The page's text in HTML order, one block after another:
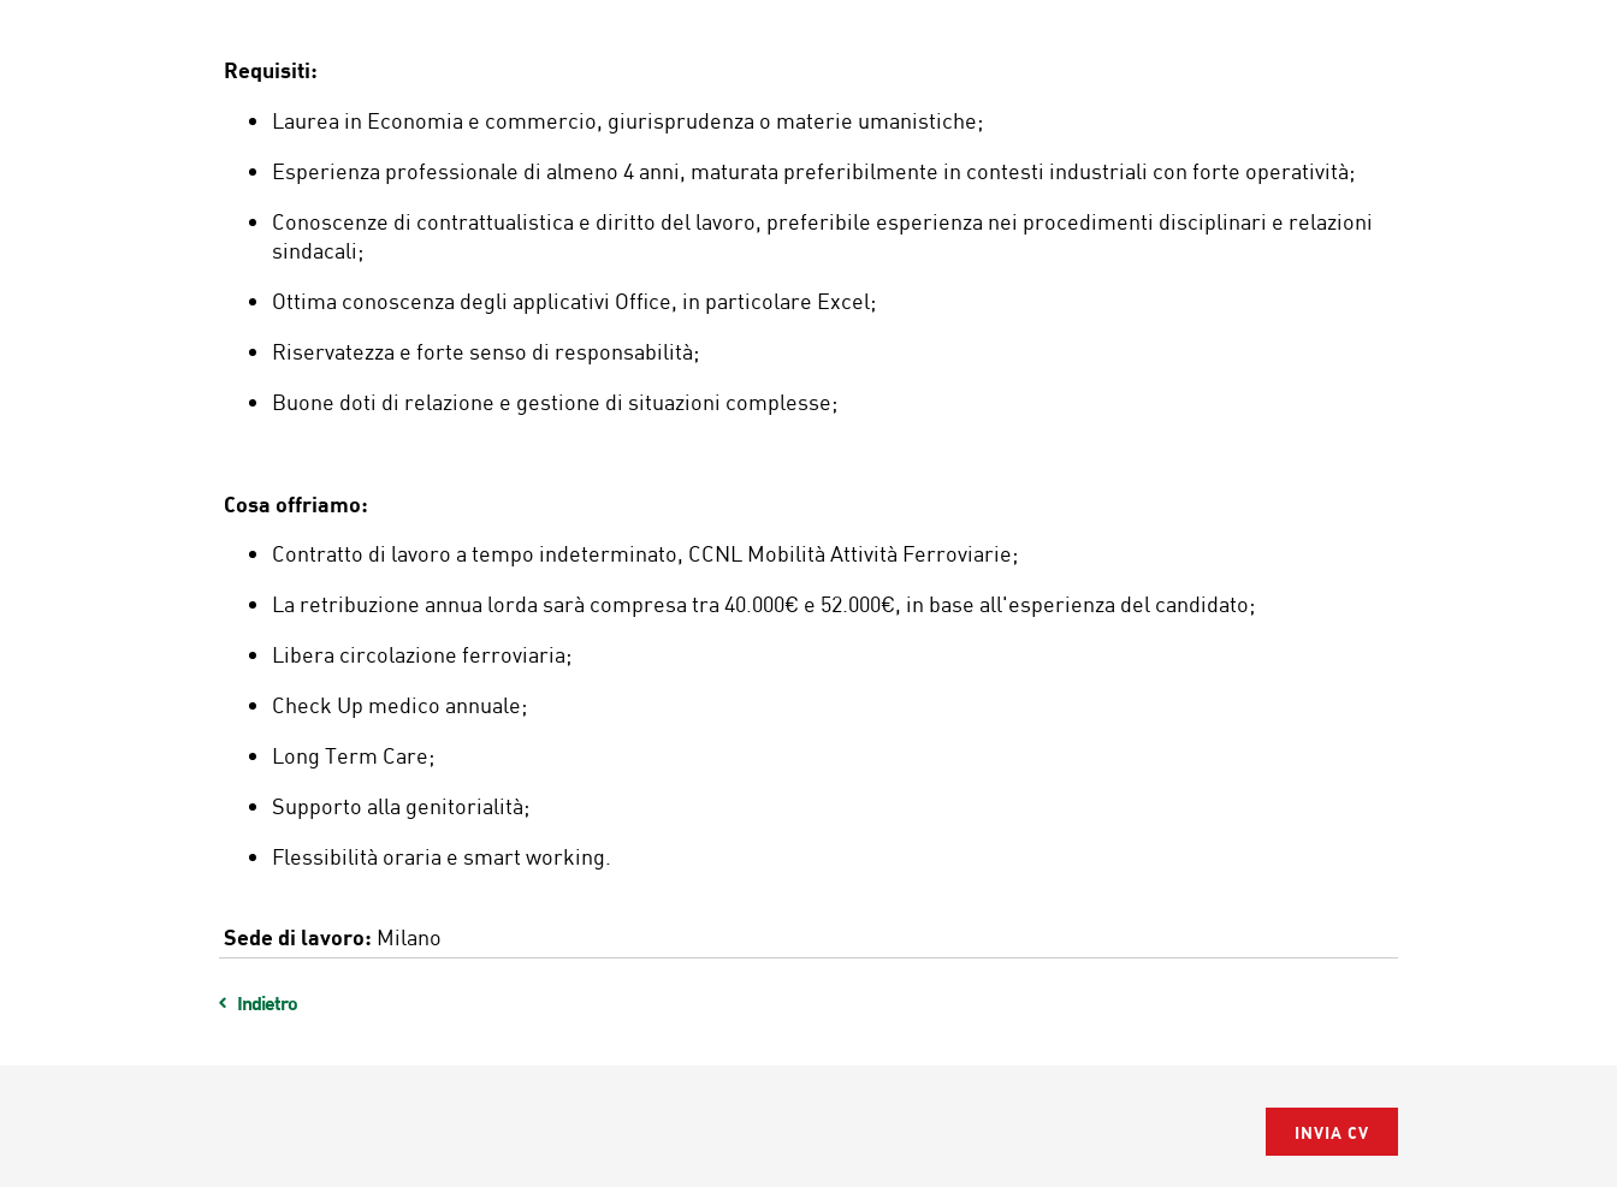
Requisiti:
Laurea in Economia e commercio, giurisprudenza o materie umanistiche;
Esperienza professionale di almeno 4 anni, maturata preferibilmente in contesti industriali con forte operatività;
Conoscenze di contrattualistica e diritto del lavoro, preferibile esperienza nei procedimenti disciplinari e relazioni
sindacali;
Ottima conoscenza degli applicativi Office, in particolare Excel;
Riservatezza e forte senso di responsabilità;
Buone doti di relazione e gestione di situazioni complesse;
Cosa offriamo:
Contratto di lavoro a tempo indeterminato, CCNL Mobilità Attività Ferroviarie;
La retribuzione annua lorda sarà compresa tra 40.000€ e 52.000€, in base all'esperienza del candidato;
Libera circolazione ferroviaria;
Check Up medico annuale;
Long Term Care;
Supporto alla genitorialità;
Flessibilità oraria e smart working.
Sede di lavoro: Milano
Indietro